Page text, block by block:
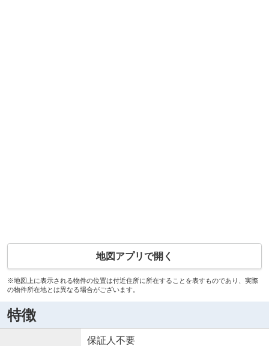
地図アプリで開く
※地図上に表示される物件の位置は付近住所に所在することを表すものであり、実際
の物件所在地とは異なる場合がございます。
特徴
保証人不要